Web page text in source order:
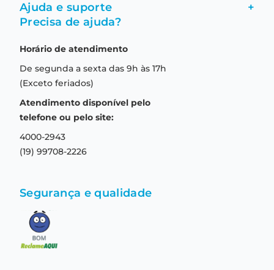
Fale conosco
Formas de pagamento
Aviso de privacidade
Termos e condições de uso
Ajuda e suporte +
Garantia
Troca e devolução
Central de relacionamento
Precisa de ajuda?
Horário de atendimento
De segunda a sexta das 9h às 17h
(Exceto feriados)
Atendimento disponível pelo
telefone ou pelo site:
4000-2943
(19) 99708-2226
Segurança e qualidade